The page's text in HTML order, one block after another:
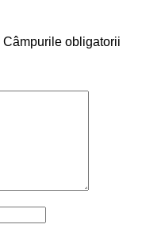
Câmpurile obligatorii